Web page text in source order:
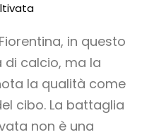
in questo
calcio, ma la
la qualità come
cibo. La battaglia
non è una